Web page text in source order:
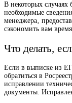
В некоторых случаях
необходимые
менеджера‚
сэкономить вам
Что делать‚
Если в выписке из
обратиться в
исправлении
документы.